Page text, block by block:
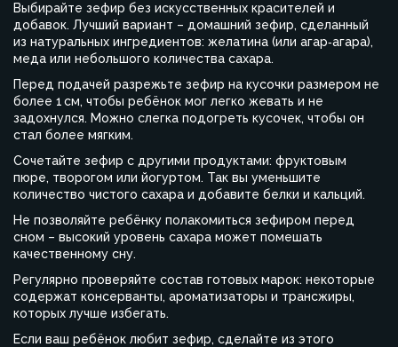
Выбирайте зефир без искусственных красителей и
добавок. Лучший вариант – домашний зефир, сделанный
из натуральных ингредиентов: желатина (или агар‑агара),
меда или небольшого количества сахара.
Перед подачей разрежьте зефир на кусочки размером не
более 1 см, чтобы ребёнок мог легко жевать и не
задохнулся. Можно слегка подогреть кусочек, чтобы он
стал более мягким.
Сочетайте зефир с другими продуктами: фруктовым
пюре, творогом или йогуртом. Так вы уменьшите
количество чистого сахара и добавите белки и кальций.
Не позволяйте ребёнку полакомиться зефиром перед
сном – высокий уровень сахара может помешать
качественному сну.
Регулярно проверяйте состав готовых марок: некоторые
содержат консерванты, ароматизаторы и трансжиры,
которых лучше избегать.
Если ваш ребёнок любит зефир, сделайте из этого